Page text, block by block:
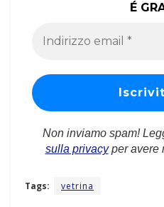
É
Non inviamo spam!
sulla privacyper avere
Tags: vetrina